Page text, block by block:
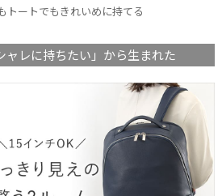
トートでもきれいめに持てる
レに持ちたい」から生まれた